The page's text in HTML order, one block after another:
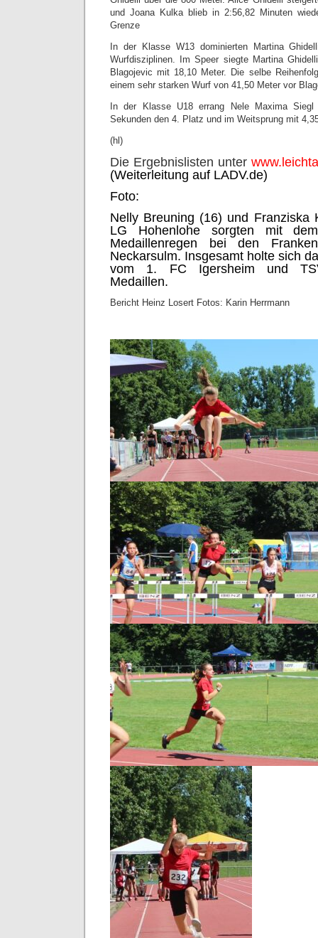
und Joana Kulka blieb in 2:56,82 Minuten
Grenze
In der Klasse W13 dominierten Martina
Wurfdisziplinen. Im Speer siegte Martina
Blagojevic mit 18,10 Meter. Die selbe
einem sehr starken Wurf von 41,50 Meter vor
In der Klasse U18 errang Nele Maxima
Sekunden den 4. Platz und im Weitsprung mit
(hl)
Die Ergebnislisten unter
(Weiterleitung auf LADV.de)
Foto:
Nelly Breuning (16) und Franziska
LG Hohenlohe sorgten mit
Medaillenregen bei den
Neckarsulm. Insgesamt holte sich
vom 1. FC Igersheim und
Medaillen.
Bericht Heinz Losert Fotos: Karin Herrmann